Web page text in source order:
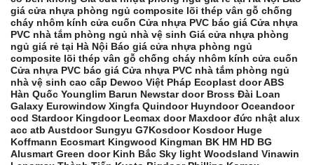
giá cửa nhựa phòng ngủ composite lõi thép vân gỗ chống
cháy nhôm kính cửa cuốn Cửa nhựa PVC báo giá Cửa nhựa
PVC nhà tắm phòng ngủ nhà vệ sinh Giá cửa nhựa phòng
ngủ giá rẻ tại Hà Nội Báo giá cửa nhựa phòng ngủ
composite lõi thép vân gỗ chống cháy nhôm kính cửa cuốn
Cửa nhựa PVC báo giá Cửa nhựa PVC nhà tắm phòng ngủ
nhà vệ sinh cao cấp Dewoo Việt Pháp Ecoplast door ABS
Hàn Quốc Younglim Barun Newstar door Bross Đài Loan
Galaxy Eurowindow Xingfa Quindoor Huyndoor Oceandoor
ocd Stardoor Kingdoor Lecmax door Maxdoor đức nhật alux
acc atb Austdoor Sungyu G7Kosdoor Kosdoor Huge
Koffmann Ecosmart Kingwood Kingman BK HM HD BG
Alusmart Green door Kinh Bắc Sky light Woodsland Vinawin